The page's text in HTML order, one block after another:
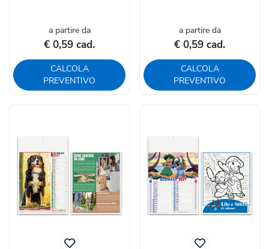
a partire da
€ 0,59 cad.
CALCOLA
PREVENTIVO
a partire da
€ 0,59 cad.
CALCOLA
PREVENTIVO